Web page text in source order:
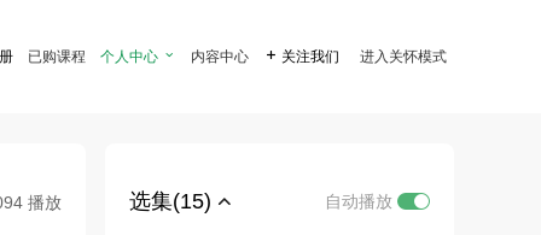
已购课程 个人中心  内容中心  关注我们 进入关怀模式
播放 选集(15) 自动播放